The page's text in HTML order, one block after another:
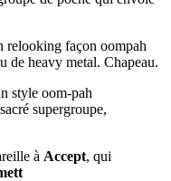
relooking façon oompah
de heavy metal. Chapeau.
style oom-pah
supergroupe,
à Accept, qui